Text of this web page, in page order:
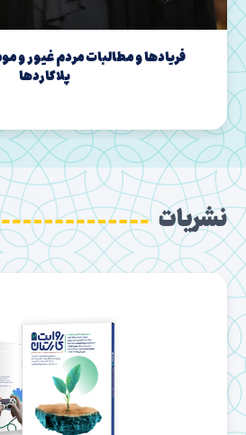
مازندران | قاب حماسه حضور
نشریات